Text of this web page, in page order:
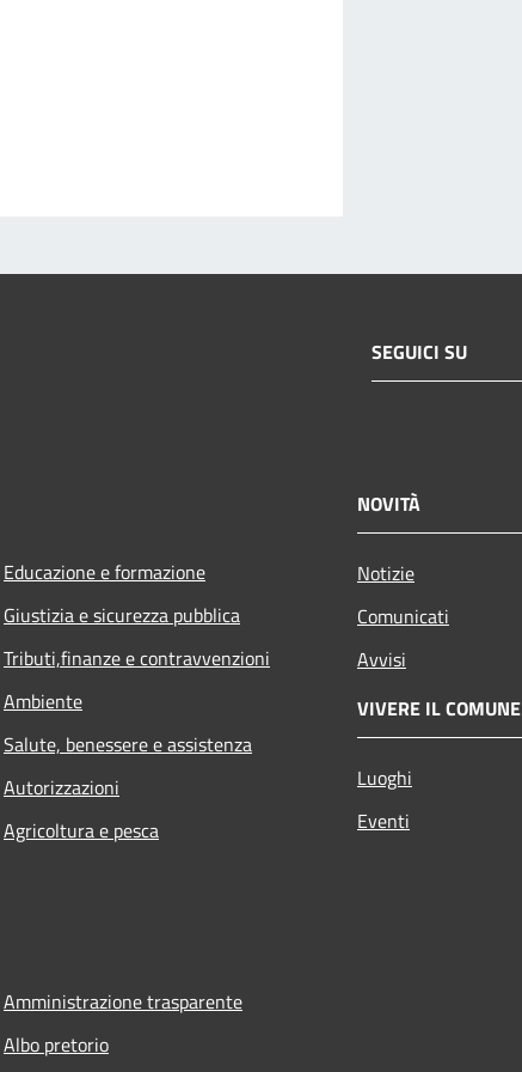
SEGUICI SU
Educazione e formazione
Giustizia e sicurezza pubblica
Tributi,finanze e contravvenzioni
Ambiente
Salute, benessere e assistenza
Autorizzazioni
Agricoltura e pesca
NOVITÀ
Notizie
Comunicati
Avvisi
VIVERE IL COMUNE
Luoghi
Eventi
Amministrazione trasparente
Albo pretorio